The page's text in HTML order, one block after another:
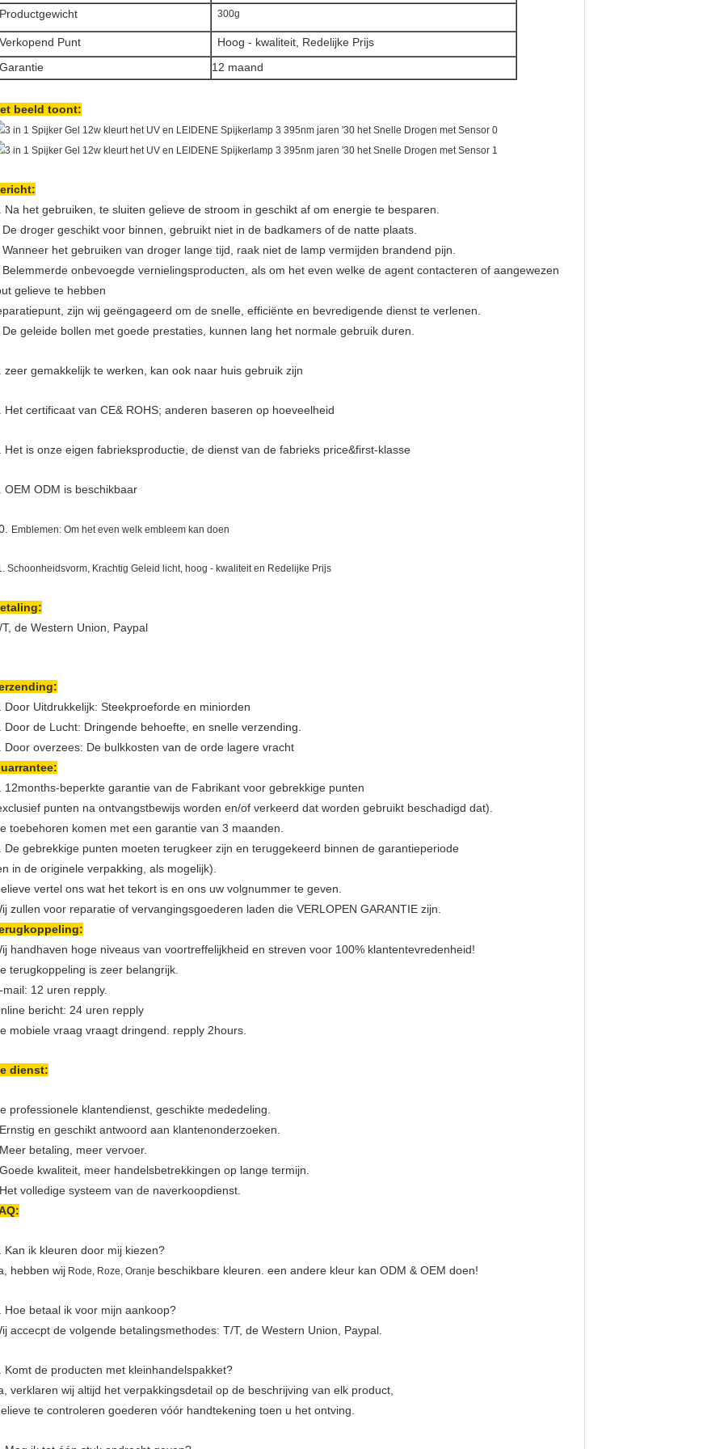
Productgewicht 300g
Verkopend Punt
Hoog - kwaliteit, Redelijke Prijs
Garantie
12 maand
beeld toont:
Na het gebruiken, te sluiten gelieve de stroom in geschikt af om energie te besparen.
De droger geschikt voor binnen, gebruikt niet in de badkamers of de natte plaats.
Wanneer het gebruiken van droger lange tijd, raak niet de lamp vermijden brandend pijn.
Belemmerde onbevoegde vernielingsproducten, als om het even welke de agent contacteren of aangewezen
gelieve te hebben
zijn wij geëngageerd om de snelle, efficiënte en bevredigende dienst te verlenen.
De geleide bollen met goede prestaties, kunnen lang het normale gebruik duren.
zeer gemakkelijk te werken, kan ook naar huis gebruik zijn
Het certificaat van CE& ROHS; anderen baseren op hoeveelheid
Het is onze eigen fabrieksproductie, de dienst van de fabrieks price&first-klasse
OEM ODM is beschikbaar
Emblemen: Om het even welk embleem kan doen
Schoonheidsvorm, Krachtig Geleid licht, hoog - kwaliteit en Redelijke Prijs
T, de Western Union, Paypal
Door Uitdrukkelijk: Steekproeforde en miniorden
Door de Lucht: Dringende behoefte, en snelle verzending.
Door overzees: De bulkkosten van de orde lagere vracht
12months-beperkte garantie van de Fabrikant voor gebrekkige punten
punten na ontvangstbewijs worden en/of verkeerd dat worden gebruikt beschadigd dat).
toebehoren komen met een garantie van 3 maanden.
De gebrekkige punten moeten terugkeer zijn en teruggekeerd binnen de garantieperiode
in de originele verpakking, als mogelijk).
vertel ons wat het tekort is en ons uw volgnummer te geven.
zullen voor reparatie of vervangingsgoederen laden die VERLOPEN GARANTIE zijn.
handhaven hoge niveaus van voortreffelijkheid en streven voor 100% klantentevredenheid!
terugkoppeling is zeer belangrijk.
mail: 12 uren repply.
bericht: 24 uren repply
mobiele vraag vraagt dringend. repply 2hours.
dienst:
professionele klantendienst, geschikte mededeling.
en geschikt antwoord aan klantenonderzoeken.
betaling, meer vervoer.
kwaliteit, meer handelsbetrekkingen op lange termijn.
volledige systeem van de naverkoopdienst.
Kan ik kleuren door mij kiezen?
hebben wij Rode, Roze, Oranje beschikbare kleuren. een andere kleur kan ODM & OEM doen!
Hoe betaal ik voor mijn aankoop?
accecpt de volgende betalingsmethodes: T/T, de Western Union, Paypal.
Komt de producten met kleinhandelspakket?
verklaren wij altijd het verpakkingsdetail op de beschrijving van elk product,
te controleren goederen vóór handtekening toen u het ontving.